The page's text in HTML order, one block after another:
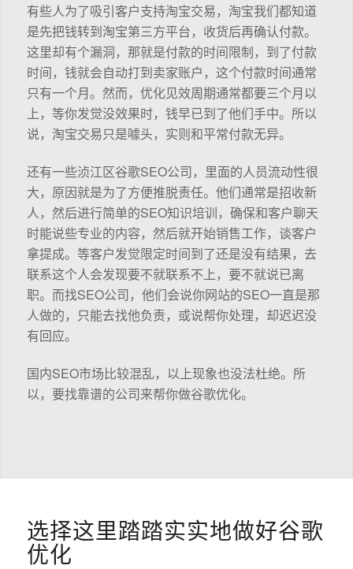
有些人为了吸引客户支持淘宝交易，淘宝我们都知道
是先把钱转到淘宝第三方平台，收货后再确认付款。
这里却有个漏洞，那就是付款的时间限制，到了付款
时间，钱就会自动打到卖家账户，这个付款时间通常
只有一个月。然而，优化见效周期通常都要三个月以
上，等你发觉没效果时，钱早已到了他们手中。所以
说，淘宝交易只是噱头，实则和平常付款无异。
还有一些浈江区谷歌SEO公司，里面的人员流动性很
大，原因就是为了方便推脱责任。他们通常是招收新
人，然后进行简单的SEO知识培训，确保和客户聊天
时能说些专业的内容，然后就开始销售工作，谈客户
拿提成。等客户发觉限定时间到了还是没有结果，去
联系这个人会发现要不就联系不上，要不就说已离
职。而找SEO公司，他们会说你网站的SEO一直是那
人做的，只能去找他负责，或说帮你处理，却迟迟没
有回应。
国内SEO市场比较混乱，以上现象也没法杜绝。所
以，要找靠谱的公司来帮你做谷歌优化。
选择这里踏踏实实地做好谷歌
优化